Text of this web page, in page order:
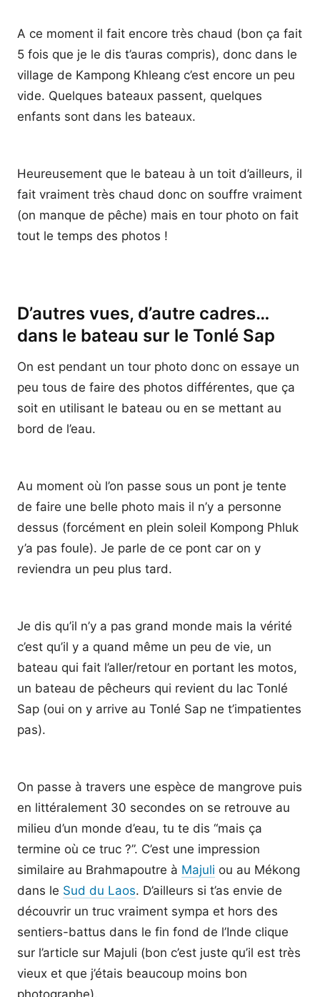
A ce moment il fait encore très chaud (bon ça fait
5 fois que je le dis t’auras compris), donc dans le
village de Kampong Khleang c’est encore un peu
vide. Quelques bateaux passent, quelques
enfants sont dans les bateaux.
Heureusement que le bateau à un toit d’ailleurs, il
fait vraiment très chaud donc on souffre vraiment
(on manque de pêche) mais en tour photo on fait
tout le temps des photos !
D’autres vues, d’autre cadres…
dans le bateau sur le Tonlé Sap
On est pendant un tour photo donc on essaye un
peu tous de faire des photos différentes, que ça
soit en utilisant le bateau ou en se mettant au
bord de l’eau.
Au moment où l’on passe sous un pont je tente
de faire une belle photo mais il n’y a personne
dessus (forcément en plein soleil Kompong Phluk
y’a pas foule). Je parle de ce pont car on y
reviendra un peu plus tard.
Je dis qu’il n’y a pas grand monde mais la vérité
c’est qu’il y a quand même un peu de vie, un
bateau qui fait l’aller/retour en portant les motos,
un bateau de pêcheurs qui revient du lac Tonlé
Sap (oui on y arrive au Tonlé Sap ne t’impatientes
pas).
On passe à travers une espèce de mangrove puis
en littéralement 30 secondes on se retrouve au
milieu d’un monde d’eau, tu te dis “mais ça
termine où ce truc ?”. C’est une impression
similaire au Brahmapoutre à Majuli ou au Mékong
dans le Sud du Laos. D’ailleurs si t’as envie de
découvrir un truc vraiment sympa et hors des
sentiers-battus dans le fin fond de l’Inde clique
sur l’article sur Majuli (bon c’est juste qu’il est très
vieux et que j’étais beaucoup moins bon